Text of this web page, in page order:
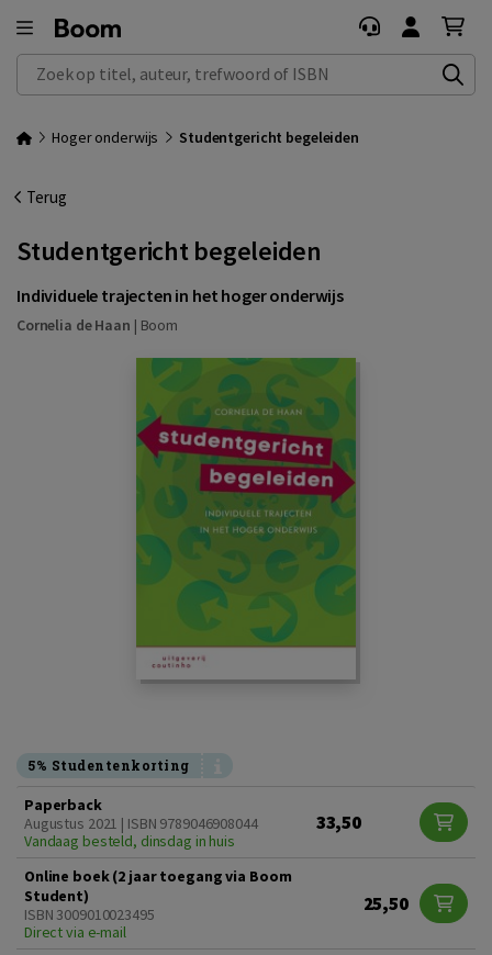
Zoek op titel, auteur, trefwoord of ISBN
Hoger onderwijs Studentgericht begeleiden
Terug
Studentgericht begeleiden
Individuele trajecten in het hoger onderwijs
Cornelia de Haan | Boom
5% Studentenkorting
Paperback
Augustus 2021 | ISBN 9789046908044
Vandaag besteld, dinsdag in huis
33,50
Online boek (2 jaar toegang via Boom
Student)
ISBN 3009010023495
Direct via e-mail
25,50